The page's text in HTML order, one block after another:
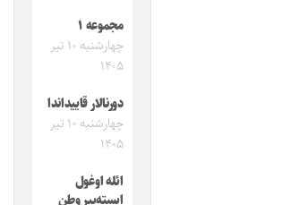
مجموعه ۱
چهارشنبه ۱۰ تیر
۱۴۰۵
دورنالار قاییداندا
چهارشنبه ۱۰ تیر
۱۴۰۵
ائله اوغول
ایسته‌ییر وطن